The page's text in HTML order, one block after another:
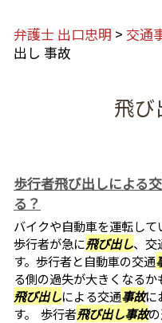
弁護士 出口忠明 > 交通
出し 事故
飛び
歩行者飛び出しによる
る？
バイクや自動車を運転し
歩行者が急に飛び出し、交
す。歩行者と自動車の交通
る側の過失が大きくなる
飛び出しによる交通事故に
す。 歩行者飛び出し事故